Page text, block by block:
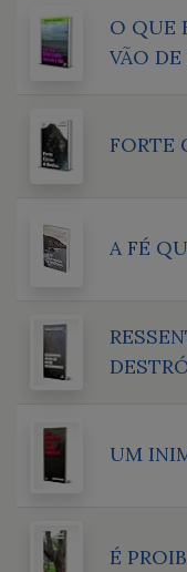
O QUE
VÃO
FORTE
A FÉ
UM
É